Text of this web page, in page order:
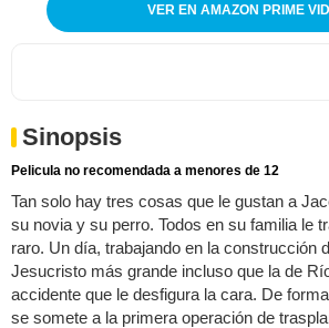
VER EN AMAZON PRIME
Sinopsis
Pelicula no recomendada a menores de 12
Tan solo hay tres cosas que le gustan a
su novia y su perro. Todos en su familia le
raro. Un día, trabajando en la construcción
Jesucristo más grande incluso que la de
accidente que le desfigura la cara. De
se somete a la primera operación de